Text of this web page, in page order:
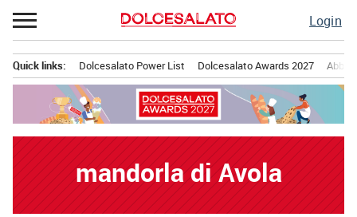
Passa
al
Login
principale
Quick links: Dolcesalato Power List Dolcesalato Awards 2027
mandorla di Avola